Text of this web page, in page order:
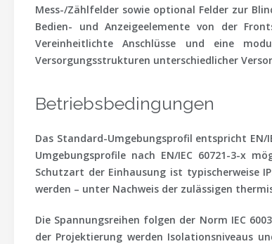
Mess-/Zählfelder sowie optional Felder zur
Bedien- und Anzeigeelemente von der
Vereinheitlichte Anschlüsse und eine
Versorgungsstrukturen unterschiedlicher
Betriebsbedingungen
Das Standard-Umgebungsprofil entspricht EN/
Umgebungsprofile nach EN/IEC 60721-3-x
Schutzart der Einhausung ist typischerweise
werden – unter Nachweis der zulässigen
Die Spannungsreihen folgen der Norm IEC
der Projektierung werden Isolationsniveaus